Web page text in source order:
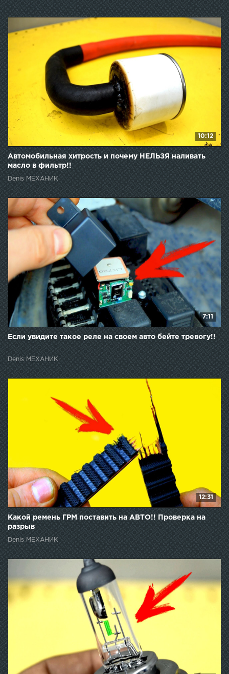
10:12
Автомобильная хитрость и почему НЕЛЬЗЯ наливать
масло в фильтр!!
Denis МЕХАНИК
7:11
Если увидите такое реле на своем авто бейте тревогу!!
Denis МЕХАНИК
12:31
Какой ремень ГРМ поставить на АВТО!! Проверка на
разрыв
Denis МЕХАНИК